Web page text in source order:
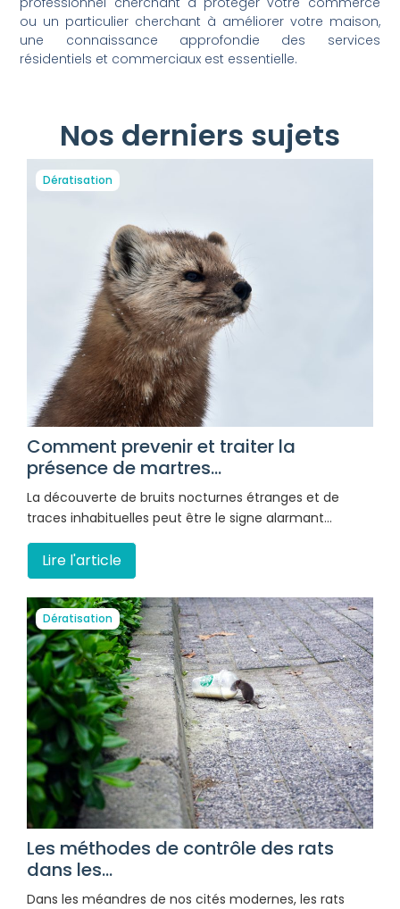
ou un particulier cherchant à améliorer votre maison,
une connaissance approfondie des services
résidentiels et commerciaux est essentielle.
Nos derniers sujets
Dératisation
Comment prevenir et traiter la
présence de martres...
La découverte de bruits nocturnes étranges et de
traces inhabituelles peut être le signe alarmant…
Lire l'article
Dératisation
Les méthodes de contrôle des rats
dans les...
Dans les méandres de nos cités modernes, les rats